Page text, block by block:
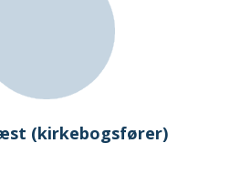
(kirkebogsfører)